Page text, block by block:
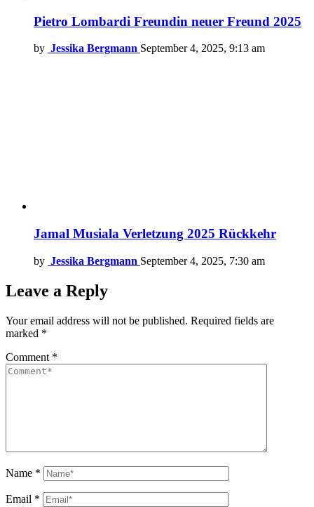
Pietro Lombardi Freundin neuer Freund 2025
by Jessika Bergmann September 4, 2025, 9:13 am
Jamal Musiala Verletzung 2025 Rückkehr
by Jessika Bergmann September 4, 2025, 7:30 am
Leave a Reply
Your email address will not be published. Required fields are
marked *
Comment *
Name *
Email *